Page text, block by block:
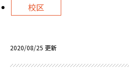
校区
2020/08/25 更新